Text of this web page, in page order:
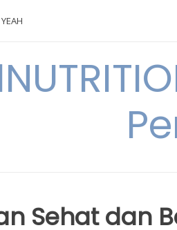
Sehat dan